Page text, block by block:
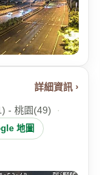
詳細資訊 ›
- 桃園(49)
·
地圖